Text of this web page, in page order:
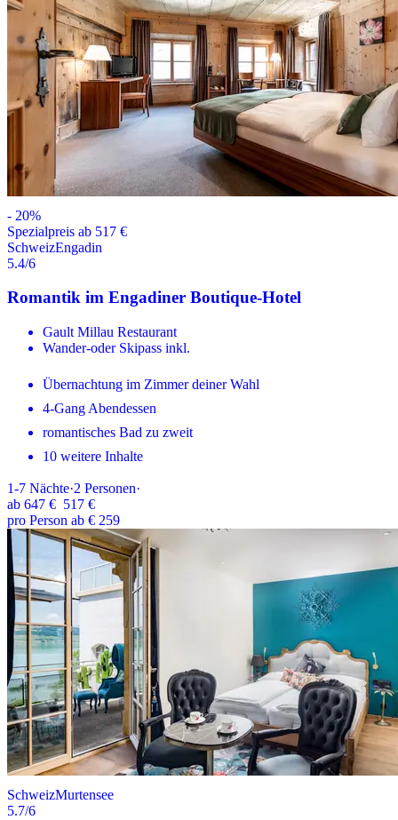
- 20%
Spezialpreis ab 517 €
SchweizEngadin
5.4/6
Romantik im Engadiner Boutique-Hotel
Gault Millau Restaurant
Wander-oder Skipass inkl.
Übernachtung im Zimmer deiner Wahl
4-Gang Abendessen
romantisches Bad zu zweit
10 weitere Inhalte
1-7 Nächte·2 Personen·
ab 647 € 517 €
pro Person ab € 259
SchweizMurtensee
5.7/6